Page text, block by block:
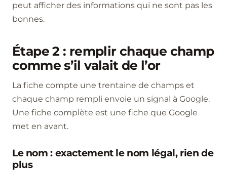
peut afficher des informations qui ne sont pas les
bonnes.
Étape 2 : remplir chaque champ
comme s’il valait de l’or
La fiche compte une trentaine de champs et
chaque champ rempli envoie un signal à Google.
Une fiche complète est une fiche que Google
met en avant.
Le nom : exactement le nom légal, rien de
plus